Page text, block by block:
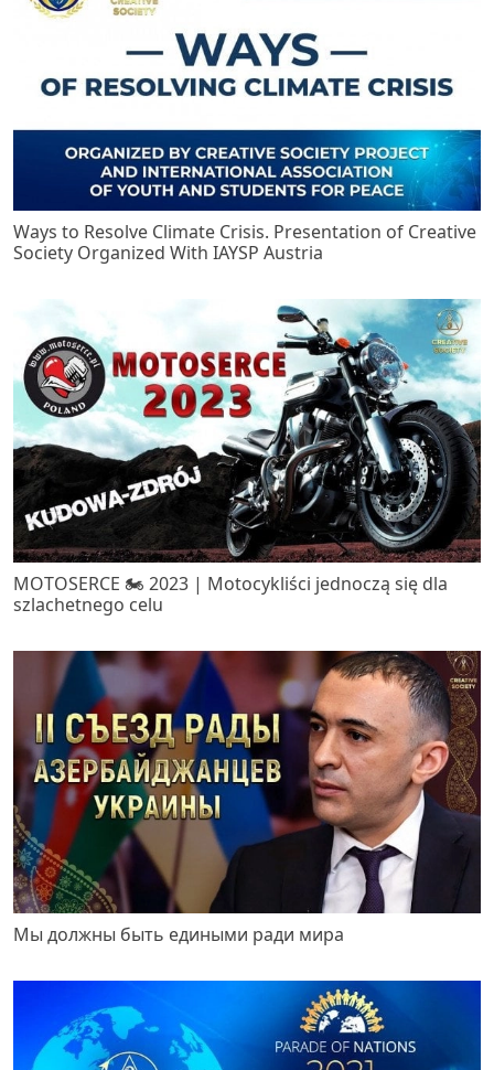
Ways to Resolve Climate Crisis. Presentation of Creative
Society Organized With IAYSP Austria
MOTOSERCE 🏍️ 2023 | Motocykliści jednoczą się dla
szlachetnego celu
Мы должны быть едиными ради мира